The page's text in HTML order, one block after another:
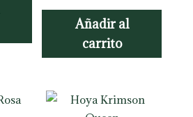
Añadir al
carrito